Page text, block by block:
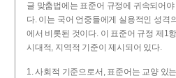
글 맞춤법에는 표준어 규정에 귀속되어
다. 이는 국어 언중들에게 실용적인 성격
에서 비롯된 것이다. 이 표준어 규정 제1
시대적, 지역적 기준이 제시되어 있다.
1. 사회적 기준으로서, 표준어는 교양 있